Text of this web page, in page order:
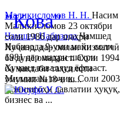
Ҷамшед НабизодаҶамшед
Набизода 9-уми майи соли
1981 дар шаҳри шаҳри
Хуҷанд таваллуд ёфтааст.
Миллаташ тоҷик. Соли 2003
Донишгоҳи давлатии ҳуқуқ,
бизнес ва ...
Маликисломов Н. Н. Насим
Маликисломов 23 октябри
соли 1986 дар шаҳри
Хуҷанд, дар оилаи хизматчӣ
ба дунё омадааст. Соли 1994
ба мактаби таҳсилоти
умумии №18-и ш...
"Кова"